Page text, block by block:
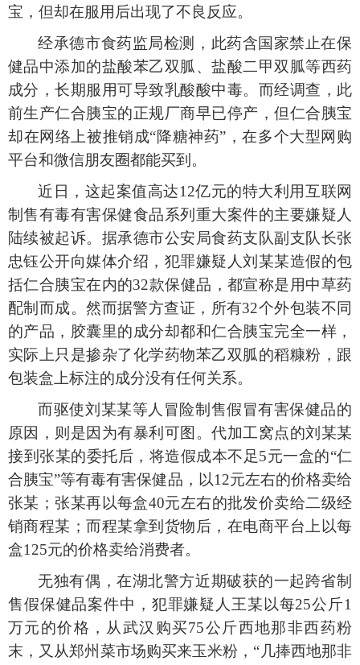
宝，但却在服用后出现了不良反应。
经承德市食药监局检测，此药含国家禁止在保
健品中添加的盐酸苯乙双胍、盐酸二甲双胍等西药
成分，长期服用可导致乳酸酸中毒。而经调查，此
前生产仁合胰宝的正规厂商早已停产，但仁合胰宝
却在网络上被推销成“降糖神药”，在多个大型网购
平台和微信朋友圈都能买到。
近日，这起案值高达12亿元的特大利用互联网
制售有毒有害保健食品系列重大案件的主要嫌疑人
陆续被起诉。据承德市公安局食药支队副支队长张
忠钰公开向媒体介绍，犯罪嫌疑人刘某某造假的包
括仁合胰宝在内的32款保健品，都宣称是用中草药
配制而成。然而据警方查证，所有32个外包装不同
的产品，胶囊里的成分却都和仁合胰宝完全一样，
实际上只是掺杂了化学药物苯乙双胍的稻糠粉，跟
包装盒上标注的成分没有任何关系。
而驱使刘某某等人冒险制售假冒有害保健品的
原因，则是因为有暴利可图。代加工窝点的刘某某
接到张某的委托后，将造假成本不足5元一盒的“仁
合胰宝”等有毒有害保健品，以12元左右的价格卖给
张某；张某再以每盒40元左右的批发价卖给二级经
销商程某；而程某拿到货物后，在电商平台上以每
盒125元的价格卖给消费者。
无独有偶，在湖北警方近期破获的一起跨省制
售假保健品案件中，犯罪嫌疑人王某以每25公斤1
万元的价格，从武汉购买75公斤西地那非西药粉
末，又从郑州菜市场购买来玉米粉，“几捧西地那非